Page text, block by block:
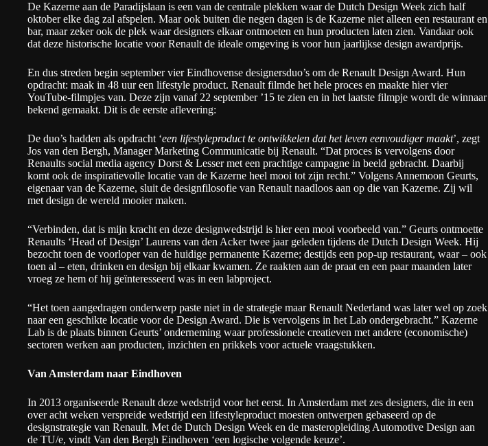
De Kazerne aan de Paradijslaan is een van de centrale plekken waar de Dutch Design Week zich half
oktober elke dag zal afspelen. Maar ook buiten die negen dagen is de Kazerne niet alleen een restaurant en
bar, maar zeker ook de plek waar designers elkaar ontmoeten en hun producten laten zien. Vandaar ook
dat deze historische locatie voor Renault de ideale omgeving is voor hun jaarlijkse design awardprijs.
En dus streden begin september vier Eindhovense designersduo’s om de Renault Design Award. Hun
opdracht: maak in 48 uur een lifestyle product. Renault filmde het hele proces en maakte hier vier
YouTube-filmpjes van. Deze zijn vanaf 22 september ’15 te zien en in het laatste filmpje wordt de winnaar
bekend gemaakt. Dit is de eerste aflevering:
De duo’s hadden als opdracht ‘een lifestyleproduct te ontwikkelen dat het leven eenvoudiger maakt’, zegt
Jos van den Bergh, Manager Marketing Communicatie bij Renault. “Dat proces is vervolgens door
Renaults social media agency Dorst & Lesser met een prachtige campagne in beeld gebracht. Daarbij
komt ook de inspiratievolle locatie van de Kazerne heel mooi tot zijn recht.” Volgens Annemoon Geurts,
eigenaar van de Kazerne, sluit de designfilosofie van Renault naadloos aan op die van Kazerne. Zij wil
met design de wereld mooier maken.
“Verbinden, dat is mijn kracht en deze designwedstrijd is hier een mooi voorbeeld van.” Geurts ontmoette
Renaults ‘Head of Design’ Laurens van den Ackertwee jaar geleden tijdens de Dutch Design Week. Hij
bezocht toen de voorloper van de huidige permanente Kazerne; destijds een pop-up restaurant, waar – ook
toen al – eten, drinken en design bij elkaar kwamen. Ze raakten aan de praat en een paar maanden later
vroeg ze hem of hij geïnteresseerd was in een labproject.
“Het toen aangedragen onderwerp paste niet in de strategie maar Renault Nederland was later wel op zoek
naar een geschikte locatie voor de Design Award. Die is vervolgens in het Lab ondergebracht.” Kazerne
Lab is de plaats binnen Geurts’ onderneming waar professionele creatieven met andere (economische)
sectoren werken aan producten, inzichten en prikkels voor actuele vraagstukken.
Van Amsterdam naar Eindhoven
In 2013 organiseerde Renault deze wedstrijd voor het eerst. In Amsterdam met zes designers, die in een
over acht weken verspreide wedstrijd een lifestyleproduct moesten ontwerpen gebaseerd op de
designstrategie van Renault. Met de Dutch Design Week en de masteropleiding Automotive Design aan
de TU/e, vindt Van den Bergh Eindhoven ‘een logische volgende keuze’.